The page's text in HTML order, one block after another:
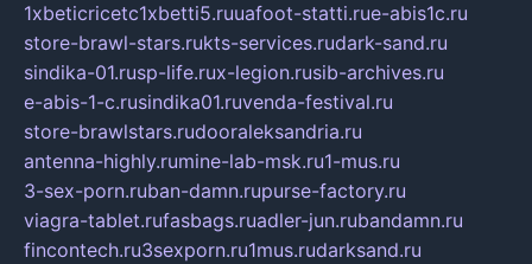
1xbeticricetc1xbetti5.ruuafoot-statti.rue-abis1c.ru
store-brawl-stars.rukts-services.rudark-sand.ru
sindika-01.rusp-life.rux-legion.rusib-archives.ru
e-abis-1-c.rusindika01.ruvenda-festival.ru
store-brawlstars.rudooraleksandria.ru
antenna-highly.rumine-lab-msk.ru1-mus.ru
3-sex-porn.ruban-damn.rupurse-factory.ru
viagra-tablet.rufasbags.ruadler-jun.rubandamn.ru
fincontech.ru3sexporn.ru1mus.rudarksand.ru